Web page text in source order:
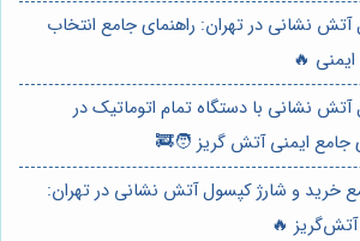
آتش نشانی در تهران: راهنمای جامع انتخاب
🔥
آتش نشانی با دستگاه تمام اتوماتیک در
جامع ایمنی آتش گریز 🧑‍🚒
خرید و شارژ کپسول آتش نشانی در تهران:
🔥